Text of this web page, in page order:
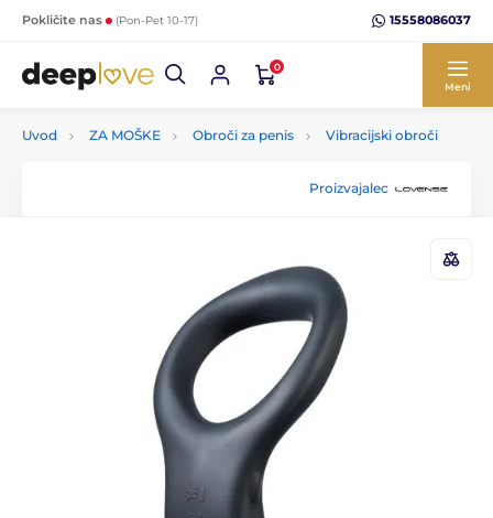
Pokličite nas (Pon-Pet 10-17) 15558086037
0
Meni
Uvod ZA MOŠKE Obroči za penis Vibracijski obroči
Proizvajalec